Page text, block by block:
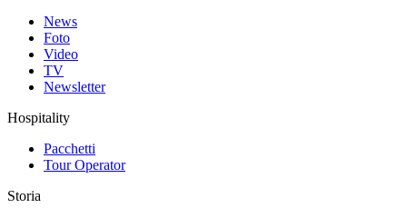
News
Foto
Video
TV
Newsletter
Hospitality
Pacchetti
Tour Operator
Storia